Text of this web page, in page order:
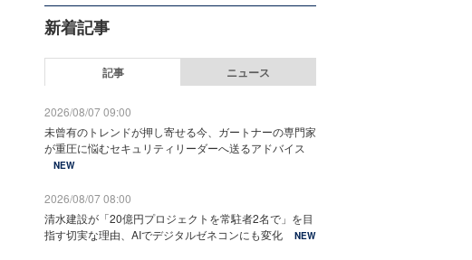
新着記事
記事 ニュース
2026/08/07 09:00
未曾有のトレンドが押し寄せる今、ガートナーの専門家
が重圧に悩むセキュリティリーダーへ送るアドバイス
NEW
2026/08/07 08:00
清水建設が「20億円プロジェクトを常駐者2名で」を目
指す切実な理由、AIでデジタルゼネコンにも変化
NEW